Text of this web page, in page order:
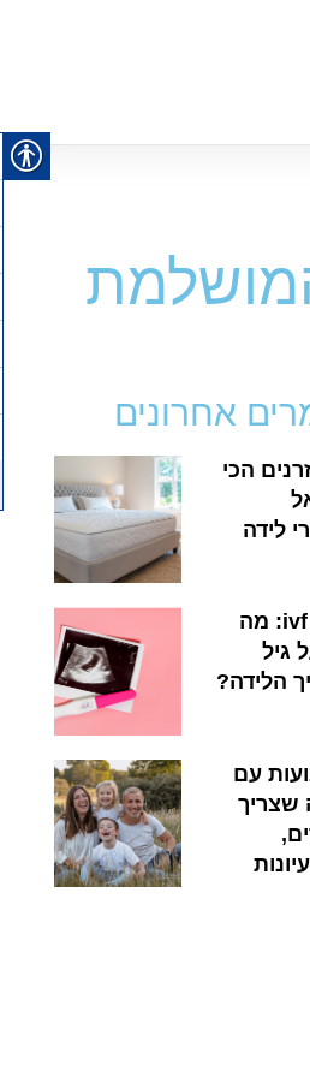
אחרונים
הכי
לידה
חישוב היריון ivf: מה
גיל
הלידה?
עם
שצריך